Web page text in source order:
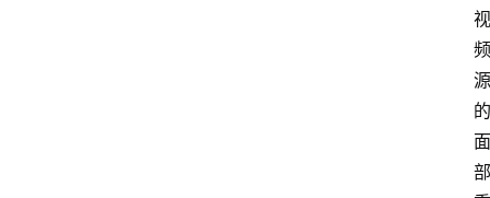
视
频
源
的
面
部